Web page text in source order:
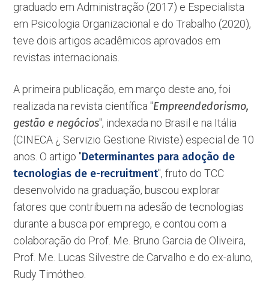
graduado em Administração (2017) e Especialista
em Psicologia Organizacional e do Trabalho (2020),
teve dois artigos acadêmicos aprovados em
revistas internacionais.
A primeira publicação, em março deste ano, foi
realizada na revista científica ''Empreendedorismo,
gestão e negócios'', indexada no Brasil e na Itália
(CINECA ¿ Servizio Gestione Riviste) especial de 10
anos. O artigo ''Determinantes para adoção de
tecnologias de e-recruitment'', fruto do TCC
desenvolvido na graduação, buscou explorar
fatores que contribuem na adesão de tecnologias
durante a busca por emprego, e contou com a
colaboração do Prof. Me. Bruno Garcia de Oliveira,
Prof. Me. Lucas Silvestre de Carvalho e do ex-aluno,
Rudy Timótheo.